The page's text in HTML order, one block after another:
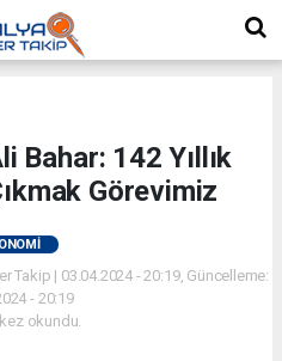
Bahar: 142 Yıllık
Görevimiz
Takip | 03.04.2024 - 20:19, Güncelleme:
- 20:19
okundu.